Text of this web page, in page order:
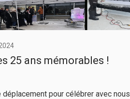
25 ans mémorables !
pour célébrer avec nous